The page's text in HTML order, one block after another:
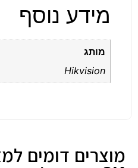
מידע נוסף
מותג
Hikvision
מוצרים דומים